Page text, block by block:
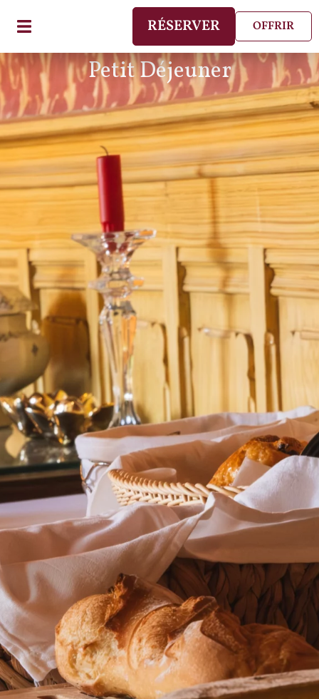
OFFRIR
RÉSERVER
Petit Déjeuner